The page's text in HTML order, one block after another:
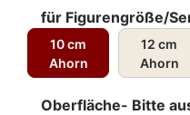
für Figurengröße/
10 cm
Ahorn
12 cm
Ahorn
Oberfläche- Bitte